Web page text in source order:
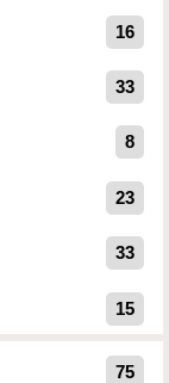
16
33
8
23
33
15
75